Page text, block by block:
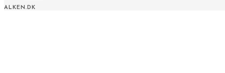
ALKEN.DK